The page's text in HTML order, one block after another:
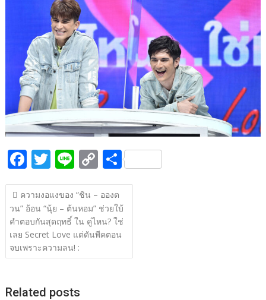
o
k
Li
n
k
F
ac
e
b
o
o
T
w
itt
er
Li
n
e
C
o
p
y
Li
n
S
h
e
แนะแนว
เรื่อง
ความงอแงของ “ชิน – อองต
วน” อ้อน “นุ้ย – ต้นหอม” ช่วยใบ้
คำตอบกันสุดฤทธิ์ ใน คู่ไหน? ใช่
เลย Secret Love แต่ดันพีคตอน
จบเพราะความลน! :
Related posts